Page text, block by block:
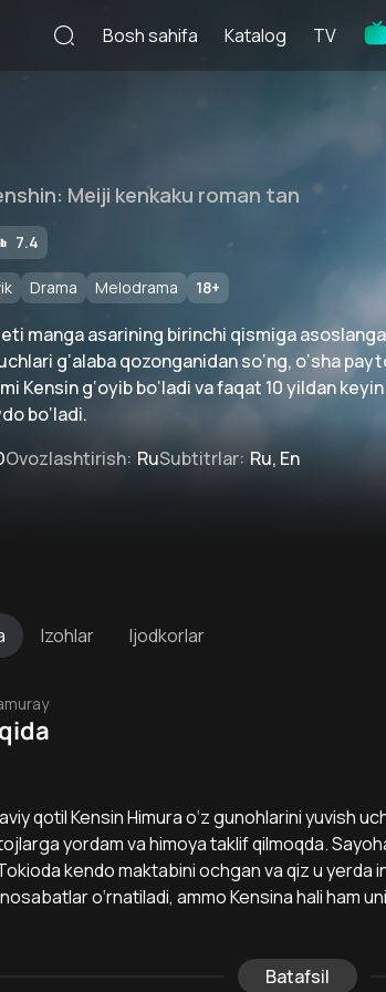
Bosh sahifa Katalog TV
Meiji kenkaku roman tan
7.4
Drama Melodrama 18+
manga asarining birinchi qismiga
g‘alaba qozonganidan so‘ng, o‘sha
Kensin g‘oyib bo‘ladi va faqat 10 yildan
bo‘ladi.
Ovozlashtirish: RuSubtitrlar: Ru, En
Izohlar Ijodkorlar
qotil Kensin Himura o‘z gunohlarini yuvish
yordam va himoya taklif qilmoqda.
kendo maktabini ochgan va qiz u yerda
o‘rnatiladi, ammo Kensina hali ham
Batafsil